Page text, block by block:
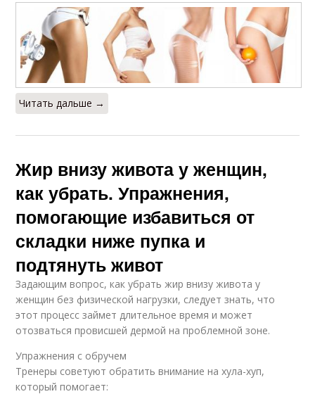
Читать дальше →
Жир внизу живота у женщин,
как убрать. Упражнения,
помогающие избавиться от
складки ниже пупка и
подтянуть живот
Задающим вопрос, как убрать жир внизу живота у
женщин без физической нагрузки, следует знать, что
этот процесс займет длительное время и может
отозваться провисшей дермой на проблемной зоне.
Упражнения с обручем
Тренеры советуют обратить внимание на хула-хуп,
который помогает: